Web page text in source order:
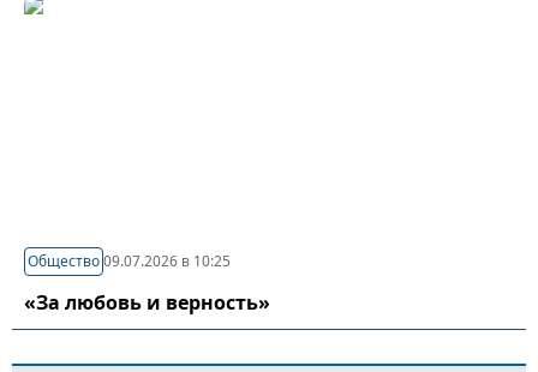
Общество09.07.2026 в 10:25
«За любовь и верность»